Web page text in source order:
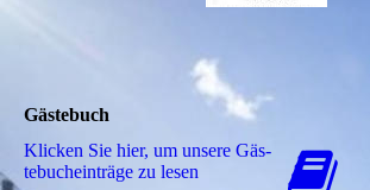
Gästebuch
Klicken Sie hier, um unsere Gäs­
te­buch­ein­trä­ge zu lesen